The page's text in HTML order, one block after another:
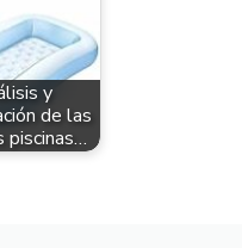
y
de las
piscinas…